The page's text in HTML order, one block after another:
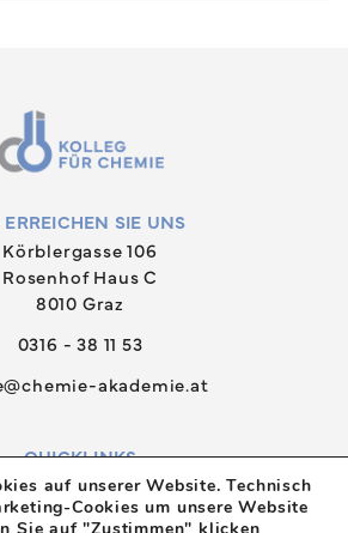
ERREICHEN SIE UNS
Körblergasse 106
Rosenhof Haus C
8010 Graz
0316 - 38 11 53
akademie.at
QUICKLINKS
News
auf unserer Website. Technisch
Cookies um unsere Website